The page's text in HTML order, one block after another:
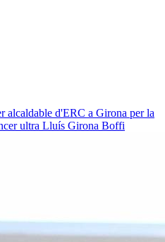
alcaldable d'ERC a Girona per la
ultra Lluís Girona Boffi